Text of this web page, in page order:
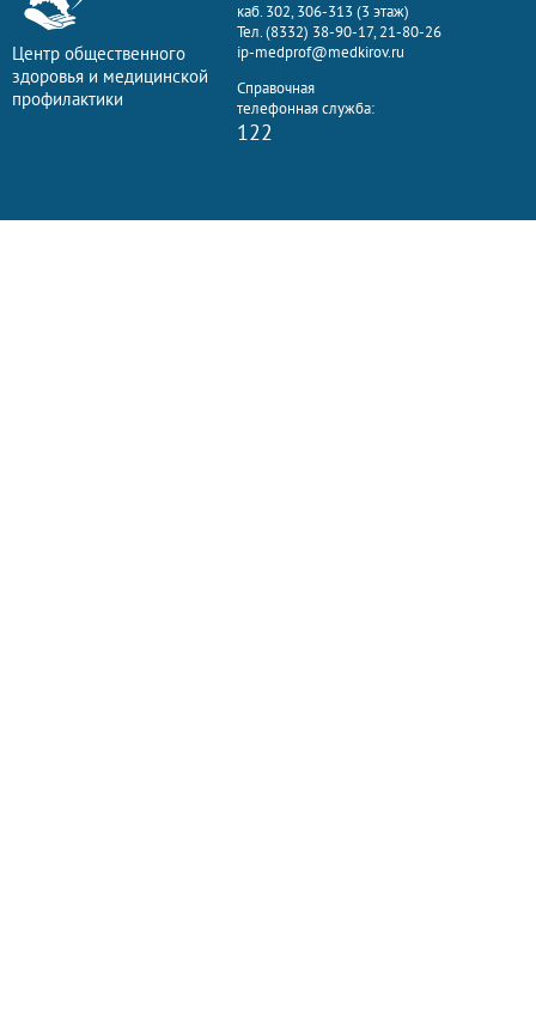
Центр общественного
здоровья и медицинской
профилактики
каб. 302, 306-313 (3 этаж)
Тел. (8332) 38-90-17, 21-80-26
ip-medprof@medkirov.ru
Справочная
телефонная служба:
122